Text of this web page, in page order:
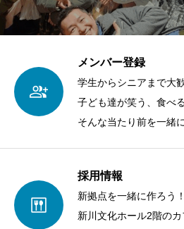
メンバー登録
学生からシニアまで大
子ども達が笑う、食べ
そんな当たり前を一緒
採用情報
新拠点を一緒に作ろう！
新川文化ホール2階のカ